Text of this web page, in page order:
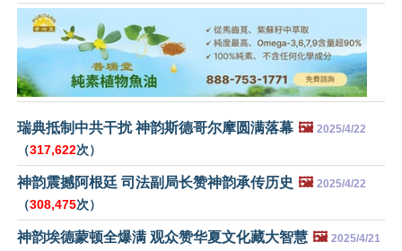
瑞典抵制中共干扰 神韵斯德哥尔摩圆满落幕 🖼️ 2025/4/22
（317,622次）
神韵震撼阿根廷 司法副局长赞神韵承传历史 🖼️ 2025/4/22
（308,475次）
神韵埃德蒙顿全爆满 观众赞华夏文化藏大智慧 🖼️ 2025/4/21